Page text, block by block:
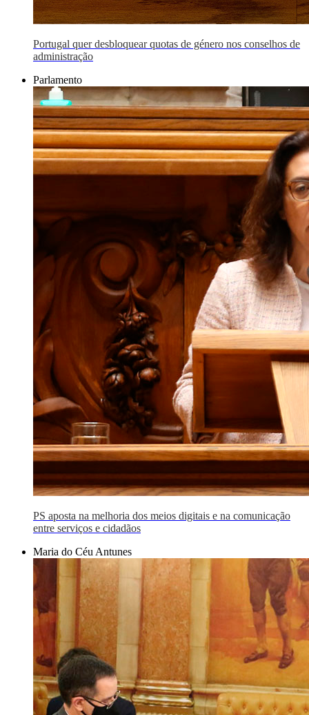
Portugal quer desbloquear quotas de género nos conselhos de
administração
Parlamento
PS aposta na melhoria dos meios digitais e na comunicação
entre serviços e cidadãos
Maria do Céu Antunes